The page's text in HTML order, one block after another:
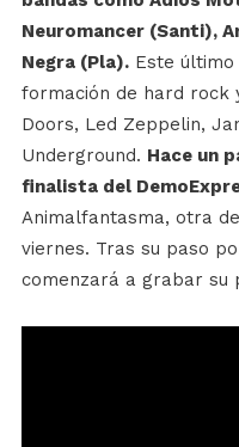
Neuromancer (Santi),
Negra (Pla).Este último
formación de hard rock
Doors, Led Zeppelin,
Underground. Hace un
finalista del
Animalfantasma, otra
viernes. Tras su paso
comenzará a grabar su